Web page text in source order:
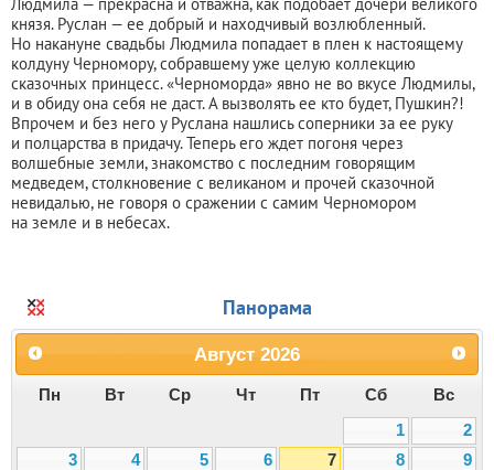
князя. Руслан — ее добрый и находчивый возлюбленный.
Но накануне свадьбы Людмила попадает в плен к настоящему
колдуну Черномору, собравшему уже целую коллекцию
сказочных принцесс. «Черноморда» явно не во вкусе Людмилы,
и в обиду она себя не даст. А вызволять ее кто будет, Пушкин?!
Впрочем и без него у Руслана нашлись соперники за ее руку
и полцарства в придачу. Теперь его ждет погоня через
волшебные земли, знакомство с последним говорящим
медведем, столкновение с великаном и прочей сказочной
невидалью, не говоря о сражении с самим Черномором
на земле и в небесах.
Панорама
Август 2026
Пн Вт Ср Чт Пт Сб
Вс
1
2
3
4 5 6 7 8
9